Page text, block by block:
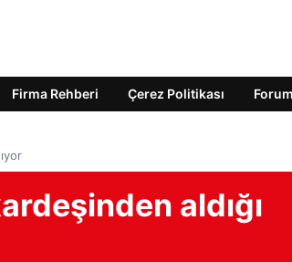
Firma Rehberi Çerez Politikası Forum
aldığı